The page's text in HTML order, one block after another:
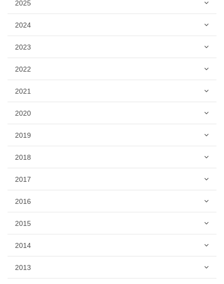
2025
2024
2023
2022
2021
2020
2019
2018
2017
2016
2015
2014
2013